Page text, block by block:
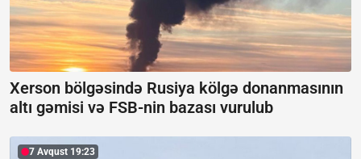
Xerson bölgəsində Rusiya kölgə donanmasının
altı gəmisi və FSB-nin bazası vurulub
7 Avqust 19:23